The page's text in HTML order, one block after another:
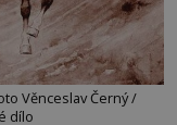
Věnceslav Černý /
dílo